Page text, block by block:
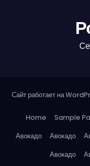
Сайт работает на
Home Sample
Авокадо
Авокадо
Авокадо